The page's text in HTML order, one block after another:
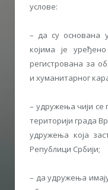
услове:
– да су основана
којима је
регистрована за
и хуманитарног
– удружења чији се
територији града
удружења која
Републици Србији;
– да удружења